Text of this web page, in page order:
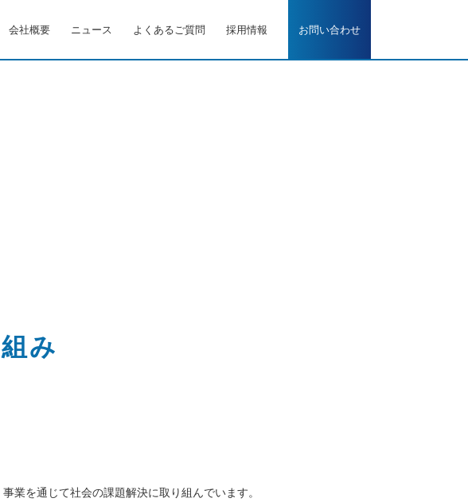
会社概要 ニュース よくあるご質問 採用情報 お問い合わせ
み
業を通じて社会の課題解決に取り組んでいます。